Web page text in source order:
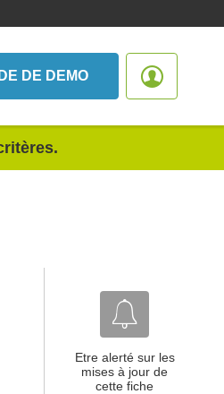
DE DEMO
Etre alerté sur les
mises à jour de
cette fiche